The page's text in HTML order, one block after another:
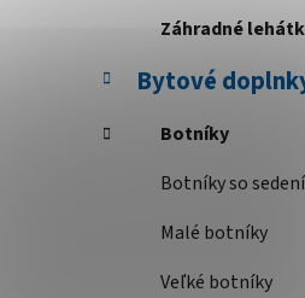
Záhradné
Bytové
Botníky
Botníky so
Malé botníky
Veľké botníky